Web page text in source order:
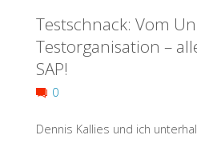
Testschnack: Vom
Testorganisation –
SAP!
0
Dennis Kallies und ich